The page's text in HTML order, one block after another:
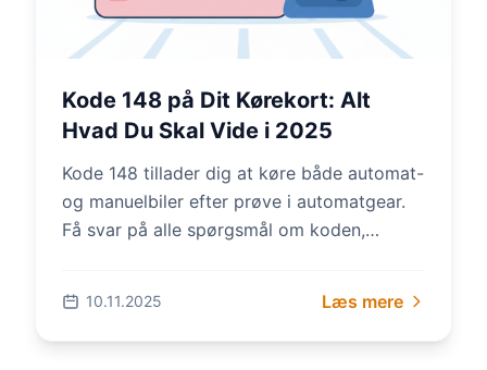
Kode 148 på Dit Kørekort: Alt
Hvad Du Skal Vide i 2025
Kode 148 tillader dig at køre både automat-
og manuelbiler efter prøve i automatgear.
Få svar på alle spørgsmål om koden,
10.11.2025 Læs mere